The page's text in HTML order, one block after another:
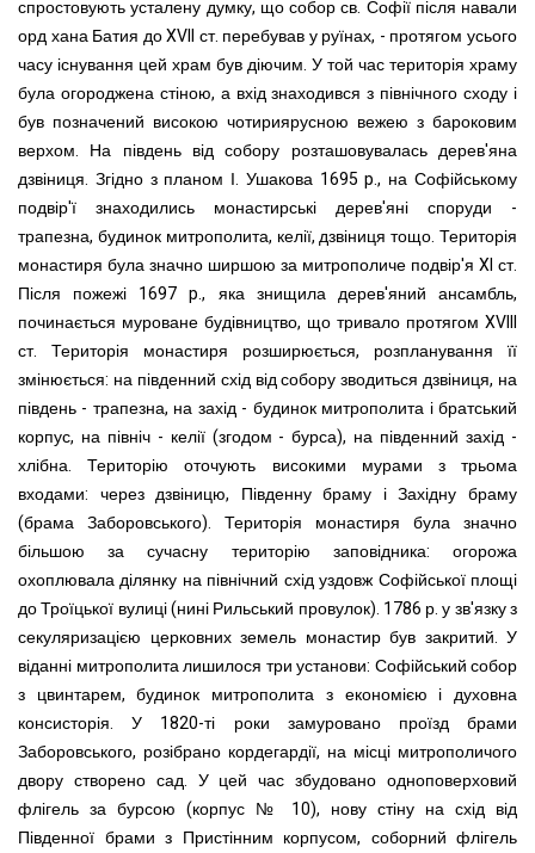
спростовують усталену думку, що собор св. Софії після навали
орд хана Батия доXVII ст. перебував у руїнах, - протягом усього
часу існування цей храм був діючим. У той час територія храму
була огороджена стіною, а вхід знаходився з північного сходу і
був позначений високою чотириярусною вежею з бароковим
верхом. На південь від собору розташовувалась дерев'яна
дзвіниця. Згідно з планом І. Ушакова 1695p., на Софійському
подвір'ї знаходились монастирські дерев'яні споруди -
трапезна, будинок митрополита, келії, дзвіниця тощо. Територія
монастиря була значно ширшою за митрополиче подвір'я XI ст.
Після пожежі 1697 p., яка знищила дерев'яний ансамбль,
починається муроване будівництво, що тривало протягом XVIII
ст. Територія монастиря розширюється, розпланування її
змінюється: на південний схід від собору зводиться дзвіниця, на
південь - трапезна, на захід - будинок митрополита і братський
корпус, на північ - келії (згодом - бурса), на південний захід -
хлібна. Територію оточують високими мурами з трьома
входами: через дзвіницю, Південну браму і Західну браму
(брама Заборовського). Територія монастиря була значно
більшою за сучасну територію заповідника: огорожа
охоплювала ділянку на північний схід уздовж Софійської площі
до Троїцької вулиці (нині Рильський провулок). 1786 р. у зв'язку з
секуляризацією церковних земель монастир був закритий. У
віданні митрополита лишилося три установи: Софійський собор
з цвинтарем, будинок митрополита з економією і духовна
консисторія. У 1820-ті роки замуровано проїзд брами
Заборовського, розібрано кордегардії, на місці митрополичого
двору створено сад. У цей час збудовано одноповерховий
флігель за бурсою (корпус № 10), нову стіну на схід від
Південної брами з Пристінним корпусом, соборний флігель